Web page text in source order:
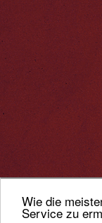
Wie die
Service zu